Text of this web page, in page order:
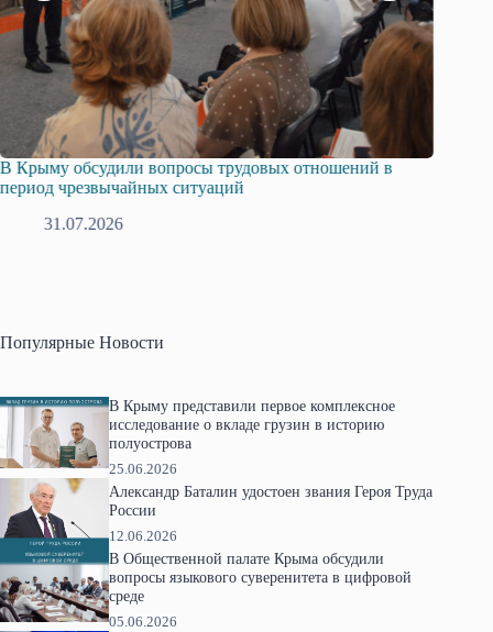
В Крыму обсудили вопросы трудовых отношений в
период чрезвычайных ситуаций
31.07.2026
Популярные Новости
В Крыму представили первое комплексное
исследование о вкладе грузин в историю
полуострова
25.06.2026
Александр Баталин удостоен звания Героя Труда
России
12.06.2026
В Общественной палате Крыма обсудили
вопросы языкового суверенитета в цифровой
среде
05.06.2026